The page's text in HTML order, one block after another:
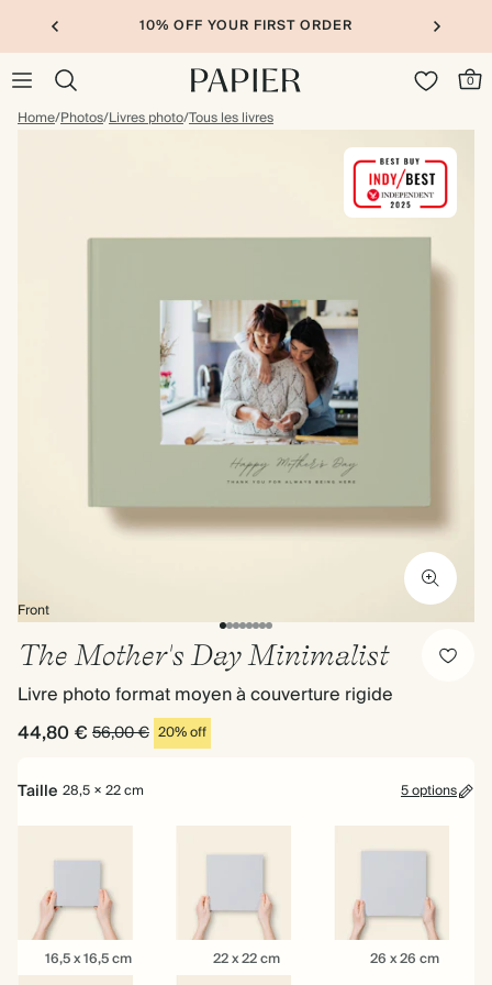
10% OFF YOUR FIRST ORDER
0
Home/Photos/Livres photo/Tous les livres
Front
The Mother's Day Minimalist
Livre photo format moyen à couverture rigide
44,80 € 56,00 € 20% off
Taille 28,5 × 22 cm 5 options
16,5
x 16,5 x 16,5 cm 22
x 22 x 22 cm 26 26 x 26 cm